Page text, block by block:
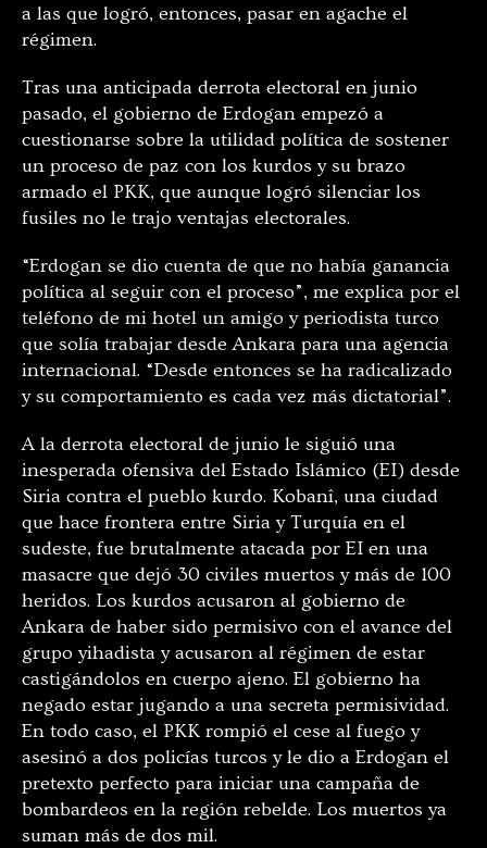
a las que logró, entonces, pasar en agache el
régimen.
Tras una anticipada derrota electoral en junio
pasado, el gobierno de Erdogan empezó a
cuestionarse sobre la utilidad política de sostener
un proceso de paz con los kurdos y su brazo
armado el PKK, que aunque logró silenciar los
fusiles no le trajo ventajas electorales.
“Erdogan se dio cuenta de que no había ganancia
política al seguir con el proceso”, me explica por el
teléfono de mi hotel un amigo y periodista turco
que solía trabajar desde Ankara para una agencia
internacional. “Desde entonces se ha radicalizado
y su comportamiento es cada vez más dictatorial”.
A la derrota electoral de junio le siguió una
inesperada ofensiva del Estado Islámico (EI) desde
Siria contra el pueblo kurdo. Kobanî, una ciudad
que hace frontera entre Siria y Turquía en el
sudeste, fue brutalmente atacada por EI en una
masacre que dejó 30 civiles muertos y más de 100
heridos. Los kurdos acusaron al gobierno de
Ankara de haber sido permisivo con el avance del
grupo yihadista y acusaron al régimen de estar
castigándolos en cuerpo ajeno. El gobierno ha
negado estar jugando a una secreta permisividad.
En todo caso, el PKK rompió el cese al fuego y
asesinó a dos policías turcos y le dio a Erdogan el
pretexto perfecto para iniciar una campaña de
bombardeos en la región rebelde. Los muertos ya
suman más de dos mil.